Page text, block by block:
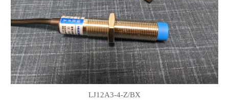
LJ12A3-4-Z/BX